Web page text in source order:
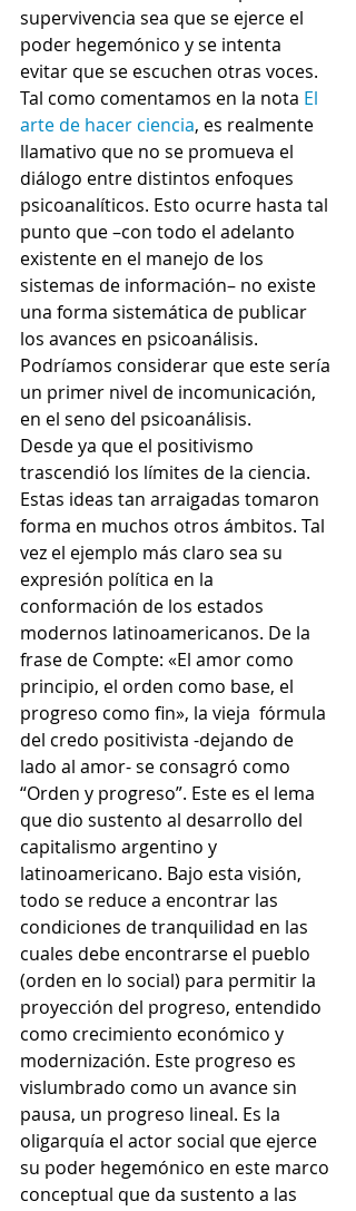
supervivencia sea que se ejerce el
poder hegemónico y se intenta
evitar que se escuchen otras voces.
Tal como comentamos en la nota El
arte de hacer ciencia, es realmente
llamativo que no se promueva el
diálogo entre distintos enfoques
psicoanalíticos. Esto ocurre hasta tal
punto que –con todo el adelanto
existente en el manejo de los
sistemas de información– no existe
una forma sistemática de publicar
los avances en psicoanálisis.
Podríamos considerar que este sería
un primer nivel de incomunicación,
en el seno del psicoanálisis.
Desde ya que el positivismo
trascendió los límites de la ciencia.
Estas ideas tan arraigadas tomaron
forma en muchos otros ámbitos. Tal
vez el ejemplo más claro sea su
expresión política en la
conformación de los estados
modernos latinoamericanos. De la
frase de Compte: «El amor como
principio, el orden como base, el
progreso como fin», la vieja  fórmula
del credo positivista -dejando de
lado al amor- se consagró como
“Orden y progreso”. Este es el lema
que dio sustento al desarrollo del
capitalismo argentino y
latinoamericano. Bajo esta visión,
todo se reduce a encontrar las
condiciones de tranquilidad en las
cuales debe encontrarse el pueblo
(orden en lo social) para permitir la
proyección del progreso, entendido
como crecimiento económico y
modernización. Este progreso es
vislumbrado como un avance sin
pausa, un progreso lineal. Es la
oligarquía el actor social que ejerce
su poder hegemónico en este marco
conceptual que da sustento a las